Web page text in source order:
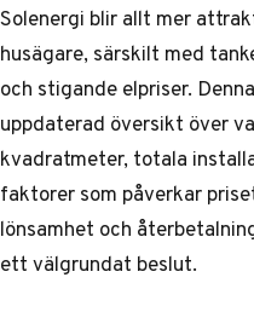
Solenergi blir allt mer
husägare, särskilt med
och stigande elpriser.
uppdaterad översikt över
kvadratmeter, totala
faktorer som påverkar
lönsamhet och
ett välgrundat beslut.